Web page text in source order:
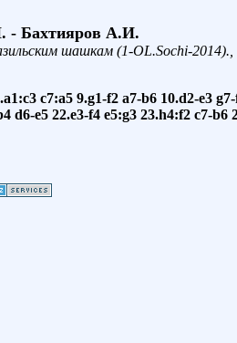
Бахтияров А.И.
шашкам (1-OL.Sochi-2014).,
c7:a5 9.g1-f2 a7-b6 10.d2-e3
d6-e5 22.e3-f4 e5:g3 23.h4:f2 c7-b6